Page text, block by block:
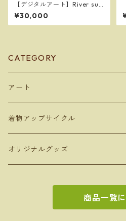
【デジタルアート】River sur
face at dusk ～夕暮れの川
面～
¥30,000
CATEGORY
アート
デジタルコンテンツ
デジタルアート
額装アート
ポスターフレーム
フォトフレームアート
着物アップサイクル
雑貨
オリジナルグッズ
お絵かきセット
商品一覧